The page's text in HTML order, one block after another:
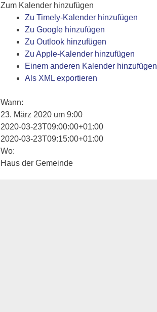
Zum Kalender hinzufügen
Zu Timely-Kalender hinzufügen
Zu Google hinzufügen
Zu Outlook hinzufügen
Zu Apple-Kalender hinzufügen
Einem anderen Kalender hinzufügen
Als XML exportieren
Wann:
23. März 2020 um 9:00
2020-03-23T09:00:00+01:00
2020-03-23T09:15:00+01:00
Wo:
Haus der Gemeinde